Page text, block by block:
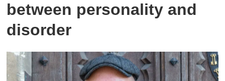
between personality and
disorder